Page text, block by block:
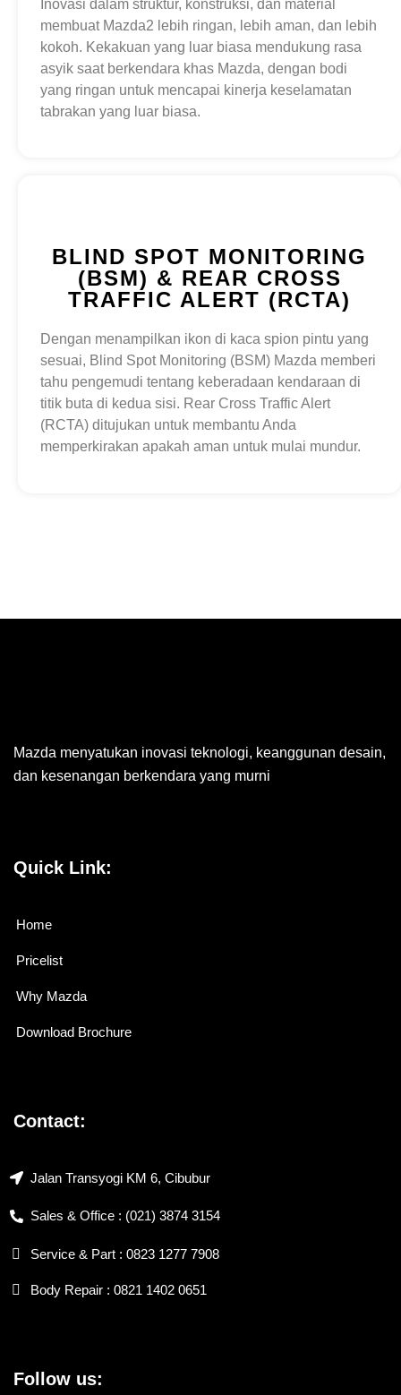
Inovasi dalam struktur, konstruksi, dan material
membuat Mazda2 lebih ringan, lebih aman, dan lebih
kokoh. Kekakuan yang luar biasa mendukung rasa
asyik saat berkendara khas Mazda, dengan bodi
yang ringan untuk mencapai kinerja keselamatan
tabrakan yang luar biasa.
BLIND SPOT MONITORING
(BSM) & REAR CROSS
TRAFFIC ALERT (RCTA)
Dengan menampilkan ikon di kaca spion pintu yang
sesuai, Blind Spot Monitoring (BSM) Mazda memberi
tahu pengemudi tentang keberadaan kendaraan di
titik buta di kedua sisi. Rear Cross Traffic Alert
(RCTA) ditujukan untuk membantu Anda
memperkirakan apakah aman untuk mulai mundur.
Mazda menyatukan inovasi teknologi, keanggunan desain,
dan kesenangan berkendara yang murni
Quick Link:
Home
Pricelist
Why Mazda
Download Brochure
Contact:
Jalan Transyogi KM 6, Cibubur
Sales & Office : (021) 3874 3154
Service & Part : 0823 1277 7908
Body Repair : 0821 1402 0651
Follow us: